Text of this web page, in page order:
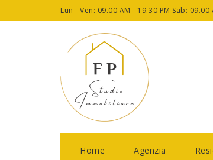
Lun - Ven: 09.00 AM - 19.30 PM Sab: 09.00
Home Agenzia